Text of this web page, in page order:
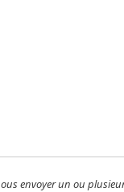
envoyer un ou